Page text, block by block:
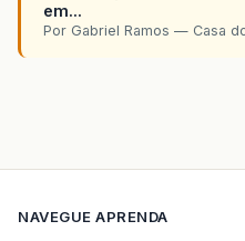
em...
Por Gabriel Ramos — Casa
NAVEGUE APRENDA